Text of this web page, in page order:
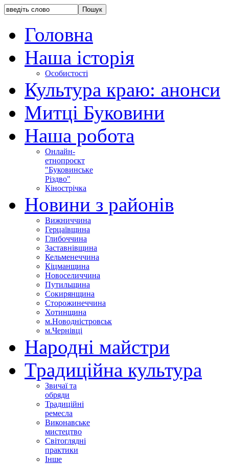
Головна
Наша історія
Особистості
Культура краю: анонси
Митці Буковини
Наша робота
Онлайн-
етнопроєкт
"Буковинське
Різдво"
Кінострічка
Новини з районів
Вижниччина
Герцаївщина
Глибоччина
Заставнівщина
Кельменеччина
Кіцманщина
Новоселиччина
Путильщина
Сокирянщина
Сторожинеччина
Хотинщина
м.Новодністровськ
м.Чернівці
Народні майстри
Традиційна культура
Звичаї та
обряди
Традиційні
ремесла
Виконавське
мистецтво
Світоглядні
практики
Інше